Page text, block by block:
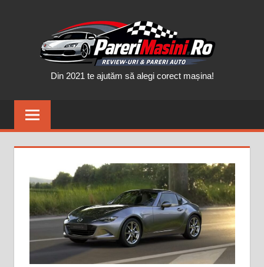
Din 2021 te ajutăm să alegi corect mașina!